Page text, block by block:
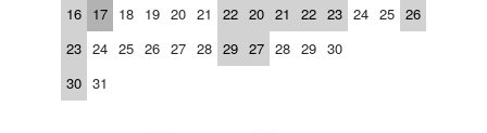
16 17 18 19 20 21
22
23 24 25 26 27 28 29
30 31
20 21 22 23 24 25 26
27 28 29 30